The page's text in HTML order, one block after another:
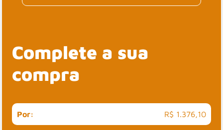
Complete a sua
compra
Por: R$ 1.376,10